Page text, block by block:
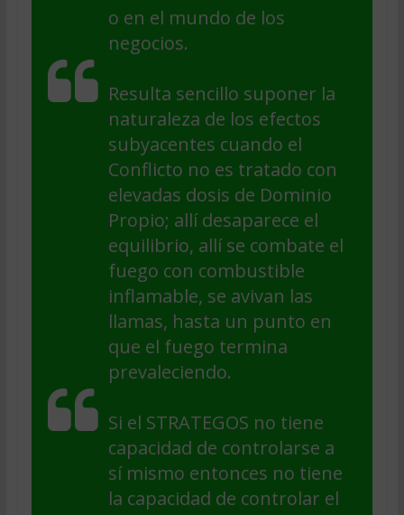
o en el mundo de los
negocios.
Resulta sencillo suponer la
naturaleza de los efectos
subyacentes cuando el
Conflicto no es tratado con
elevadas dosis de Dominio
Propio; allí desaparece el
equilibrio, allí se combate el
fuego con combustible
inflamable, se avivan las
llamas, hasta un punto en
que el fuego termina
prevaleciendo.
Si el STRATEGOS no tiene
capacidad de controlarse a
sí mismo entonces no tiene
la capacidad de controlar el